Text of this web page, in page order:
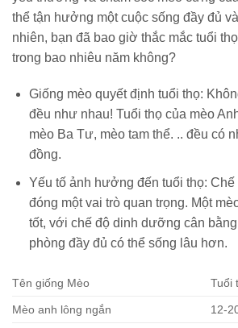
thể tận hưởng một cuộc sống đầy đủ
nhiên, bạn đã bao giờ thắc mắc tuổi
trong bao nhiêu năm không?
Giống mèo quyết định tuổi thọ:
đều như nhau! Tuổi thọ của mèo
mèo Ba Tư, mèo tam thể. .. đều có
đồng.
Yếu tố ảnh hưởng đến tuổi thọ:
đóng một vai trò quan trọng. Một
tốt, với chế độ dinh dưỡng cân
phòng đầy đủ có thể sống lâu hơn.
Tên giống Mèo Tuổi
Mèo anh lông ngắn 12-